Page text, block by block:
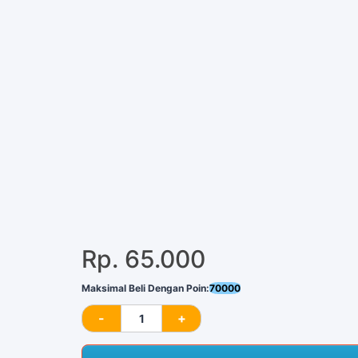
Rp. 65.000
Maksimal Beli Dengan Poin:70000